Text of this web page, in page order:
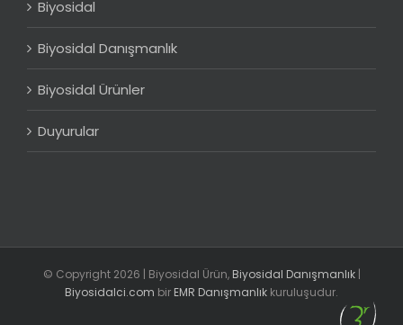
Biyosidal
Biyosidal Danışmanlık
Biyosidal Ürünler
Duyurular
© Copyright 2026 | Biyosidal Ürün, Biyosidal Danışmanlık|
Biyosidalci.com bir EMR Danışmanlık kuruluşudur.